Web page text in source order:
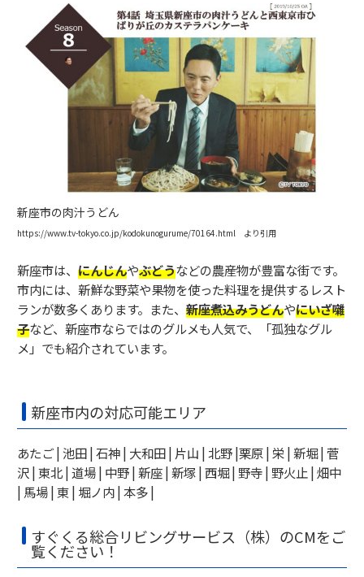
新座市の肉汁うどん
https://www.tv-tokyo.co.jp/kodokunogurume/70164.html より引用
新座市は、 にんじんやぶどうなどの農産物が豊富な街です。
市内には、新鮮な野菜や果物を使った料理を提供するレスト
ランが数多くあります。また、 新座煮込みうどんやにいざ囃
子など、新座市ならではのグルメも人気で、「孤独なグル
メ」でも紹介されています。
新座市内の対応可能エリア
あたご | 池田 | 石神 | 大和田 | 片山 | 北野 |栗原 | 栄 | 新堀 | 菅
沢 | 東北 | 道場 | 中野 | 新座 | 新塚 | 西堀 | 野寺 | 野火止 | 畑中
| 馬場 | 東 | 堀ノ内 | 本多 |
すぐくる総合リビングサービス（株）のCMをご
覧ください！